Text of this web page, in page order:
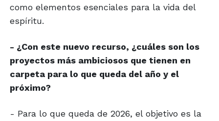
como elementos esenciales para la vida del
espíritu.
- ¿Con este nuevo recurso, ¿cuáles son los
proyectos más ambiciosos que tienen en
carpeta para lo que queda del año y el
próximo?
- Para lo que queda de 2026, el objetivo es la